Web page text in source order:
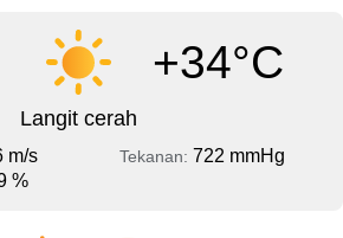
+34°C
Langit cerah
m/s Tekanan: 722 mmHg
%